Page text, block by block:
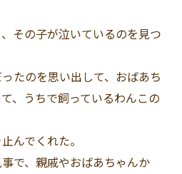
その子が泣いているのを見つ
たのを思い出して、おばあち
、うちで飼っているわんこの
んでくれた。
で、親戚やおばあちゃんか